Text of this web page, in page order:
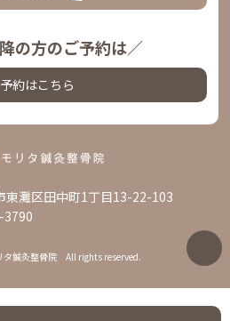
の方のご予約は／
約はこちら
灘区田中町1丁目13-22-103
タ鍼灸整骨院 All rights reserved.